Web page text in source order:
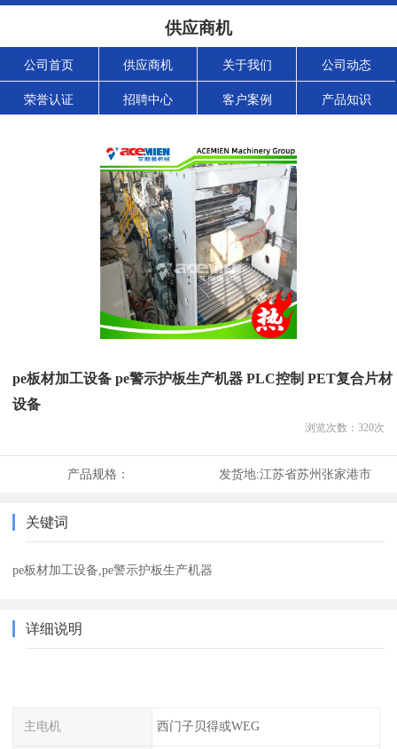
供应商机
公司首页 供应商机 关于我们 公司动态
荣誉认证 招聘中心 客户案例 产品知识
pe板材加工设备 pe警示护板生产机器 PLC控制 PET复合片材
设备
浏览次数： 320次
产品规格： 发货地:江苏省苏州张家港市
关键词
pe板材加工设备,pe警示护板生产机器
详细说明
主电机 西门子贝得或WEG